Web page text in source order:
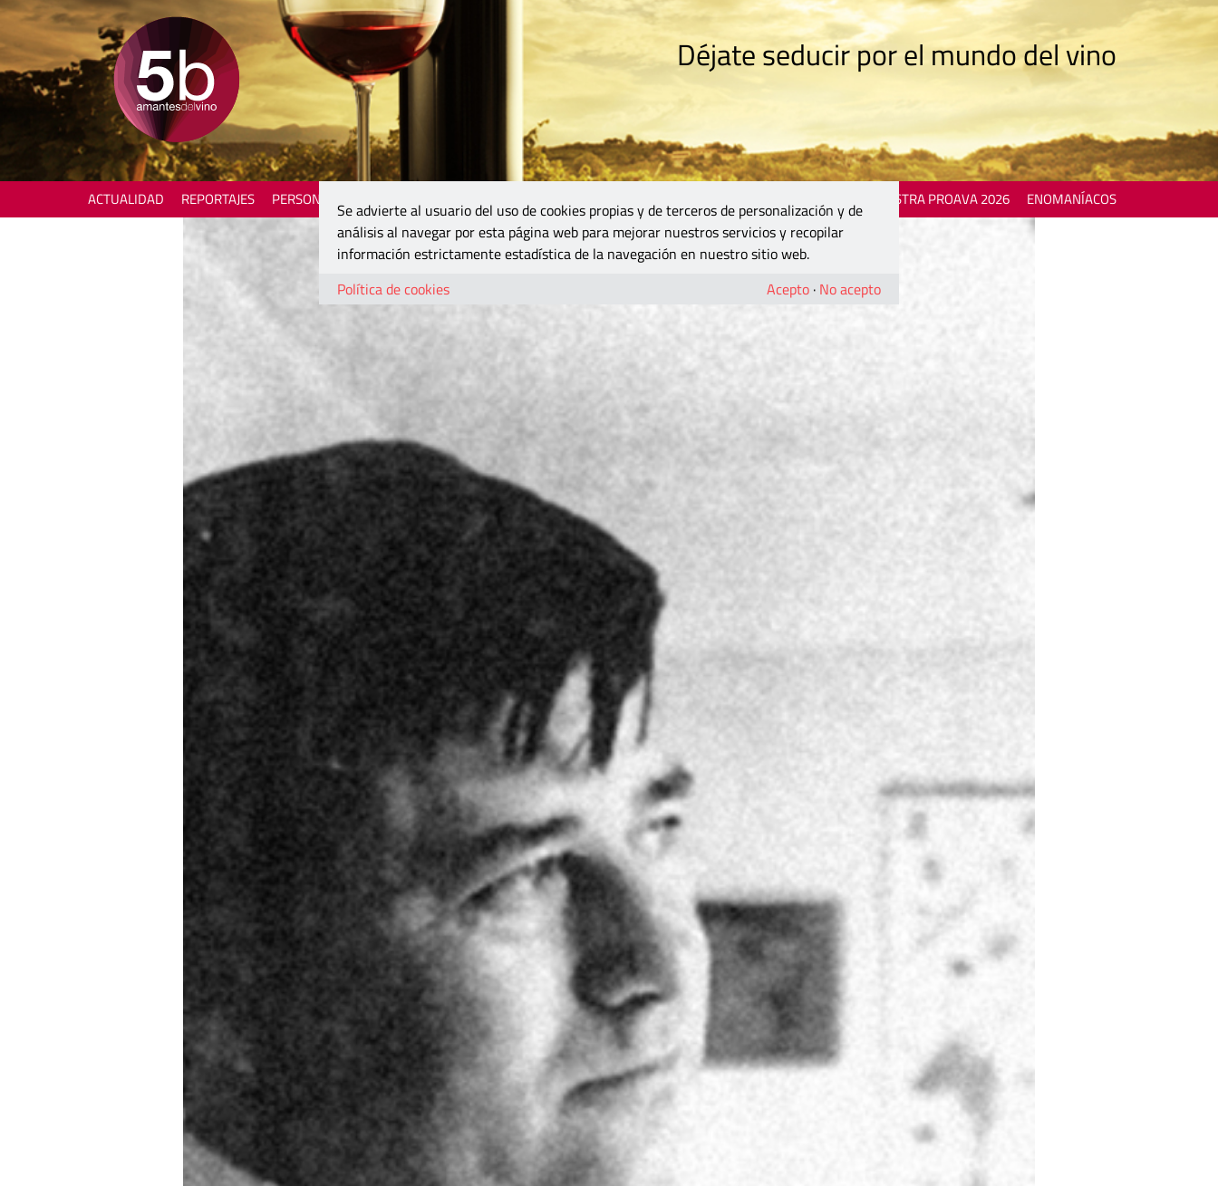
Déjate seducir por el mundo del vino
ACTUALIDAD REPORTAJES PERSONAJES MOSTRA PROAVA 2026 ENOMANÍACOS
Se advierte al usuario del uso de cookies propias y de terceros de personalización y de
análisis al navegar por esta página web para mejorar nuestros servicios y recopilar
información estrictamente estadística de la navegación en nuestro sitio web.
Política de cookies
Acepto · No acepto